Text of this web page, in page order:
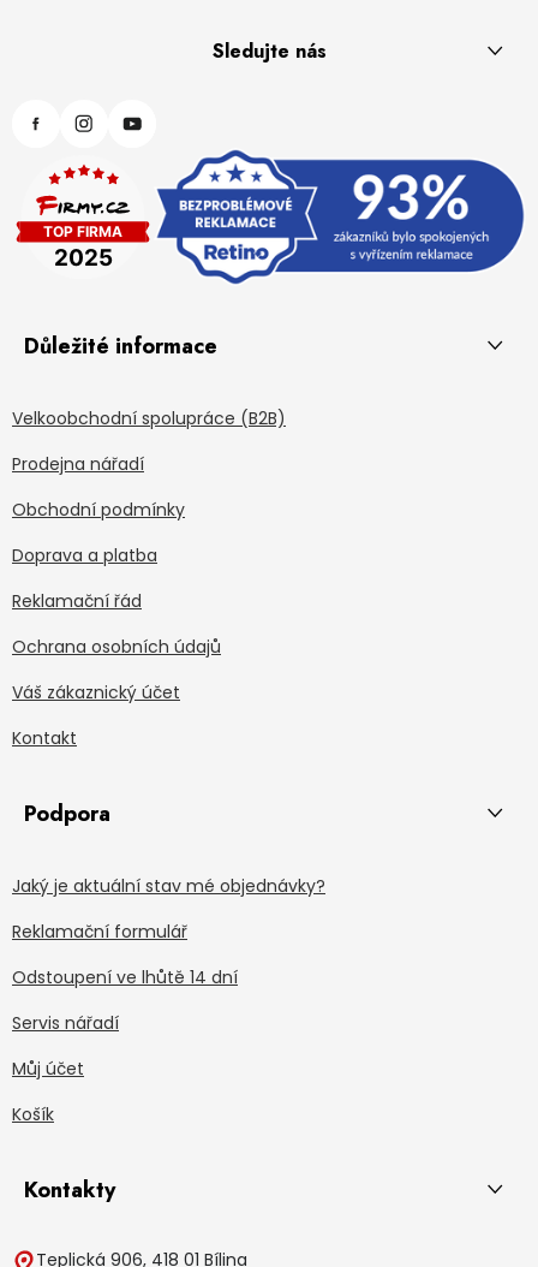
Sledujte nás
Důležité informace
Velkoobchodní spolupráce (B2B)
Prodejna nářadí
Obchodní podmínky
Doprava a platba
Reklamační řád
Ochrana osobních údajů
Váš zákaznický účet
Kontakt
Podpora
Jaký je aktuální stav mé objednávky?
Reklamační formulář
Odstoupení ve lhůtě 14 dní
Servis nářadí
Můj účet
Košík
Kontakty
Teplická 906, 418 01 Bílina